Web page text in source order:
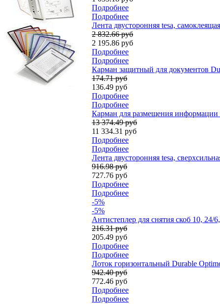
Подробнее
Подробнее
Лента двусторонняя tesa,
2 832.66 руб
2 195.86 руб
Подробнее
Подробнее
Карман защитный для документов
174.71 руб
136.49 руб
Подробнее
Подробнее
Карман для размещения
13 374.49 руб
11 334.31 руб
Подробнее
Подробнее
Лента двусторонняя tesa,
916.98 руб
727.76 руб
Подробнее
Подробнее
-5%
-5%
Антистеплер для снятия скоб 10, 24/
216.31 руб
205.49 руб
Подробнее
Подробнее
Лоток горизонтальный Durable
942.40 руб
772.46 руб
Подробнее
Подробнее